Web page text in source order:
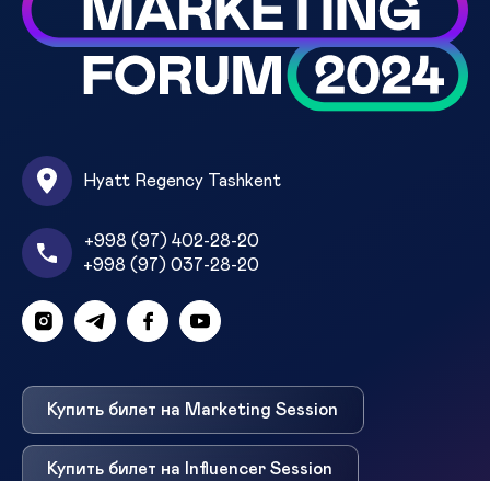
Hyatt Regency Tashkent
+998 (97) 402-28-20
+998 (97) 037-28-20
Купить билет на Marketing Session
Купить билет на Influencer Session